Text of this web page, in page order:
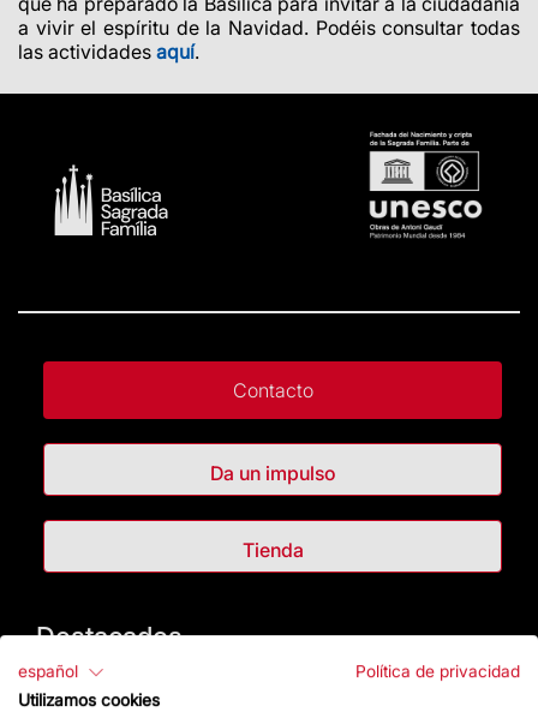
a vivir el espíritu de la Navidad. Podéis consultar todas
las actividades aquí.
Contacto
Da un impulso
Tienda
Destacados
La Fundación
español
Política de privacidad
Utilizamos cookies